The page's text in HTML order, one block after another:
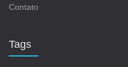
Contato
Tags